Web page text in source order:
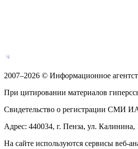
2007–2026 © Информационное
При цитировании материалов
Свидетельство о регистрации СМИ
Адрес: 440034, г. Пенза, ул.
На сайте используются сервисы веб-